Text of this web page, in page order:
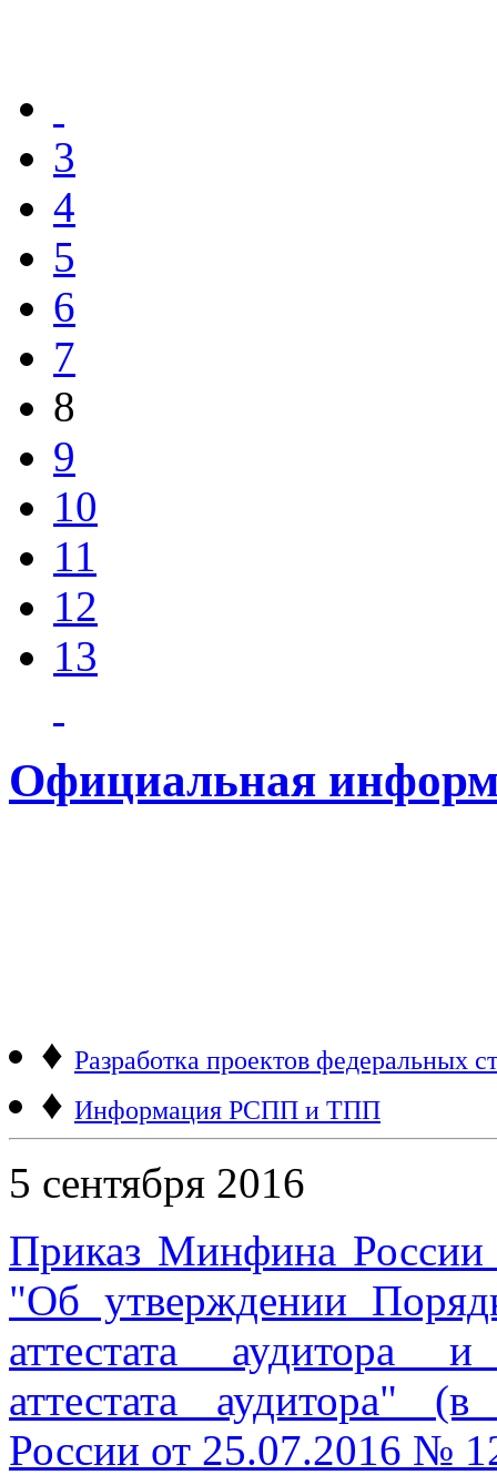
3
4
5
6
7
8
9
10
11
12
13
Официальная
♦ Разработка проектов федеральных
♦ Информация РСПП и ТПП
5 сентября 2016
Приказ Минфина
"Об утверждении
аттестата аудитора
аттестата аудитора"
России от 25.07.2016 №